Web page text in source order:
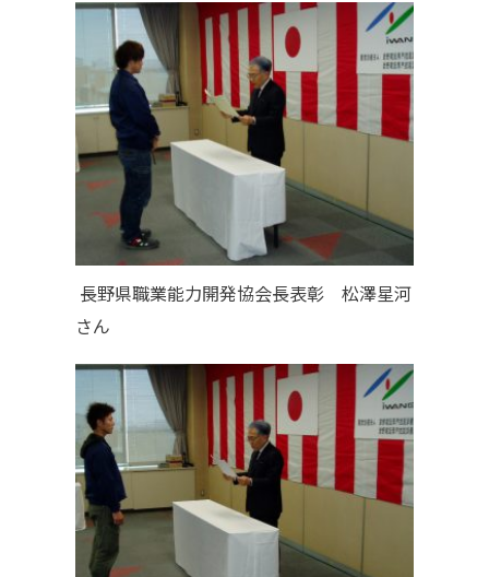
長野県職業能力開発協会長表彰 松澤星河
さん